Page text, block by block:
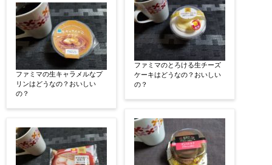
ファミマの生キャラメルなプ
リンはどうなの？おいしい
の？
ファミマのとろける生チーズ
ケーキはどうなの？おいしい
の？